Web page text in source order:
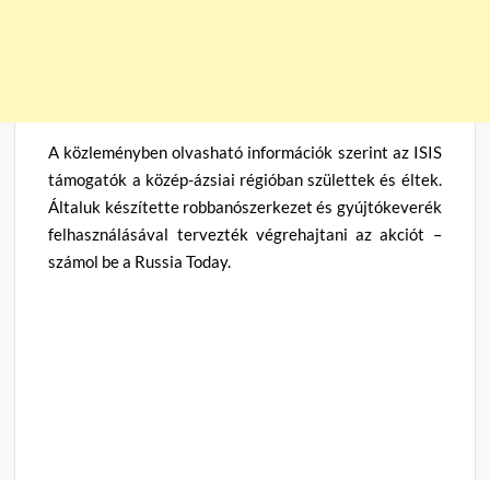
A közleményben olvasható információk szerint az ISIS
támogatók a közép-ázsiai régióban születtek és éltek.
Általuk készítette robbanószerkezet és gyújtókeverék
felhasználásával tervezték végrehajtani az akciót –
számol be a Russia Today.